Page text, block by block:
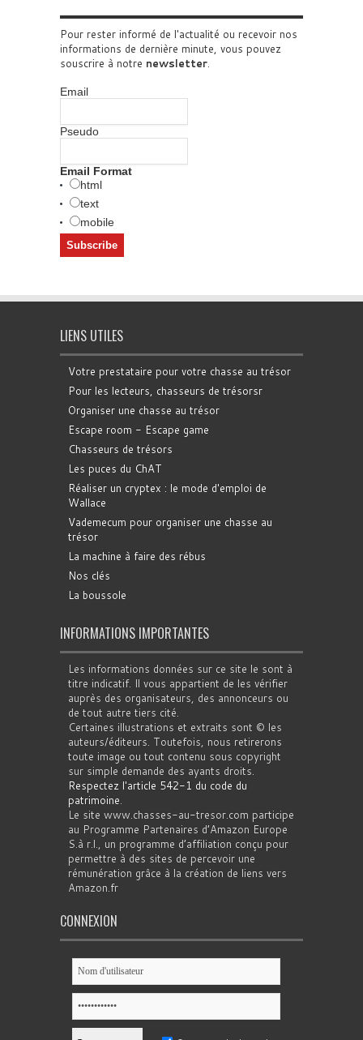
Pour rester informé de l'actualité ou recevoir nos
informations de dernière minute, vous pouvez
souscrire à notre newsletter.
Email
Pseudo
Email Format
html
text
mobile
LIENS UTILES
Votre prestataire pour votre chasse au trésor
Pour les lecteurs, chasseurs de trésorsr
Organiser une chasse au trésor
Escape room - Escape game
Chasseurs de trésors
Les puces du ChAT
Réaliser un cryptex : le mode d'emploi de
Wallace
Vademecum pour organiser une chasse au
trésor
La machine à faire des rébus
Nos clés
La boussole
INFORMATIONS IMPORTANTES
Les informations données sur ce site le sont à
titre indicatif. Il vous appartient de les vérifier
auprès des organisateurs, des annonceurs ou
de tout autre tiers cité.
Certaines illustrations et extraits sont © les
auteurs/éditeurs. Toutefois, nous retirerons
toute image ou tout contenu sous copyright
sur simple demande des ayants droits.
Respectez l'article 542-1 du code du
patrimoine.
Le site www.chasses-au-tresor.com participe
au Programme Partenaires d’Amazon Europe
S.à r.l., un programme d’affiliation conçu pour
permettre à des sites de percevoir une
rémunération grâce à la création de liens vers
Amazon.fr
CONNEXION